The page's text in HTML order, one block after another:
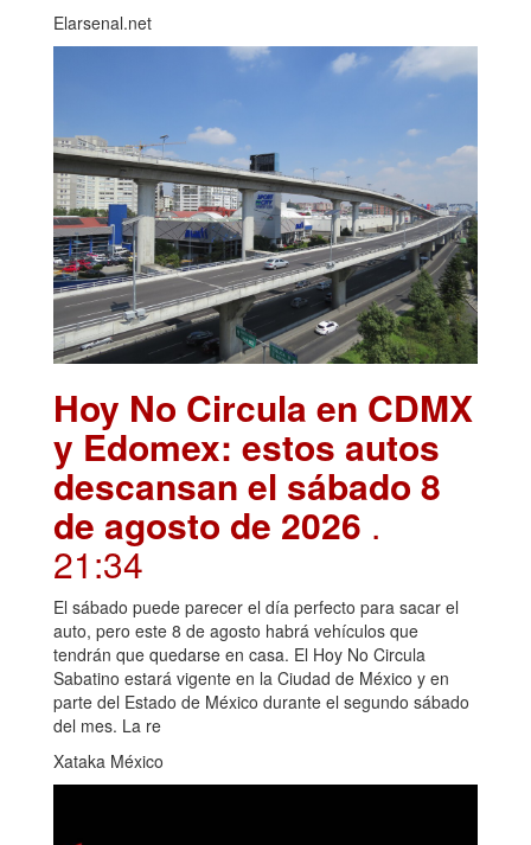
Elarsenal.net
Hoy No Circula en CDMX
y Edomex: estos autos
descansan el sábado 8
de agosto de 2026 .
21:34
El sábado puede parecer el día perfecto para sacar el
auto, pero este 8 de agosto habrá vehículos que
tendrán que quedarse en casa. El Hoy No Circula
Sabatino estará vigente en la Ciudad de México y en
parte del Estado de México durante el segundo sábado
del mes. La re
Xataka México